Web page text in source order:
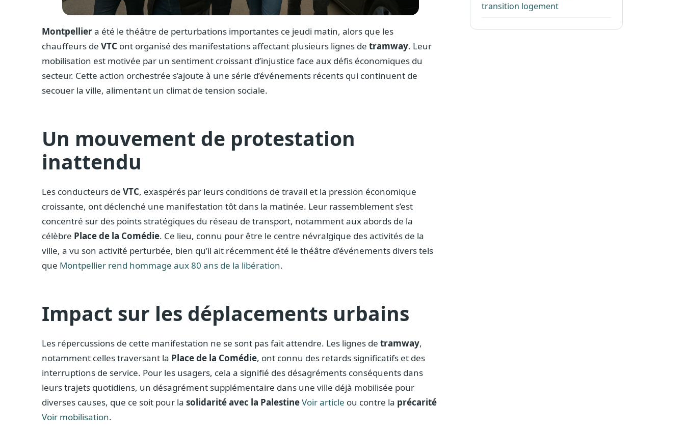
Montpelliera été le théâtre de perturbations importantes ce jeudi matin, alors que les
chauffeurs de VTC ont organisé des manifestations affectant plusieurs lignes de tramway. Leur
mobilisation est motivée par un sentiment croissant d’injustice face aux défis économiques du
secteur. Cette action orchestrée s’ajoute à une série d’événements récents qui continuent de
secouer la ville, alimentant un climat de tension sociale.
Un mouvement de protestation
inattendu
Les conducteurs de VTC, exaspérés par leurs conditions de travail et la pression économique
croissante, ont déclenché une manifestation tôt dans la matinée. Leur rassemblement s’est
concentré sur des points stratégiques du réseau de transport, notamment aux abords de la
célèbre Place de la Comédie. Ce lieu, connu pour être le centre névralgique des activités de la
ville, a vu son activité perturbée, bien qu’il ait récemment été le théâtre d’événements divers tels
que Montpellier rend hommage aux 80 ans de la libération.
Impact sur les déplacements urbains
Les répercussions de cette manifestation ne se sont pas fait attendre. Les lignes de tramway,
notamment celles traversant la Place de la Comédie, ont connu des retards significatifs et des
interruptions de service. Pour les usagers, cela a signifié des désagréments conséquents dans
leurs trajets quotidiens, un désagrément supplémentaire dans une ville déjà mobilisée pour
diverses causes, que ce soit pour la solidarité avec la PalestineVoir article ou contre la précarité
Voir mobilisation.
transition logement